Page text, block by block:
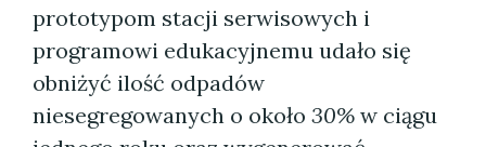
prototypom stacji serwisowych i
programowi edukacyjnemu udało się
obniżyć ilość odpadów
niesegregowanych o około 30% w ciągu